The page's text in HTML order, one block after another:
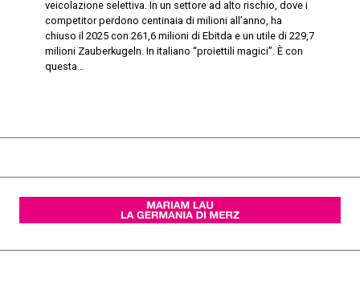
veicolazione selettiva. In un settore ad alto rischio, dove i
competitor perdono centinaia di milioni all’anno, ha
chiuso il 2025 con 261,6 milioni di Ebitda e un utile di 229,7
milioni Zauberkugeln. In italiano “proiettili magici”. È con
questa…